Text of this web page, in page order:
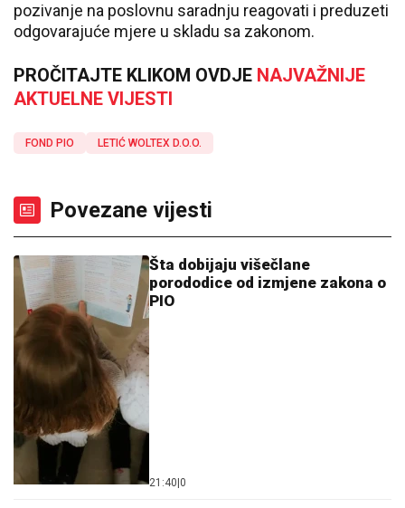
pozivanje na poslovnu saradnju reagovati i preduzeti
odgovarajuće mjere u skladu sa zakonom.
PROČITAJTE KLIKOM OVDJE NAJVAŽNIJE
AKTUELNE VIJESTI
FOND PIO LETIĆ WOLTEX D.O.O.
Povezane vijesti
Šta dobijaju višečlane
porododice od izmjene zakona o
PIO
21:40 0